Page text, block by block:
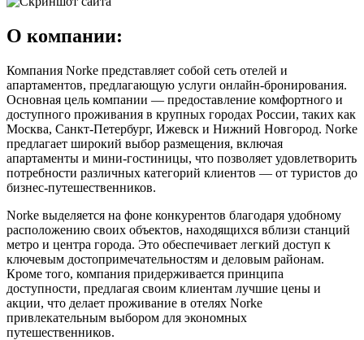
О компании:
Компания Norke представляет собой сеть отелей и
апартаментов, предлагающую услуги онлайн-бронирования.
Основная цель компании — предоставление комфортного и
доступного проживания в крупных городах России, таких как
Москва, Санкт-Петербург, Ижевск и Нижний Новгород. Norke
предлагает широкий выбор размещения, включая
апартаменты и мини-гостиницы, что позволяет удовлетворить
потребности различных категорий клиентов — от туристов до
бизнес-путешественников.
Norke выделяется на фоне конкурентов благодаря удобному
расположению своих объектов, находящихся вблизи станций
метро и центра города. Это обеспечивает легкий доступ к
ключевым достопримечательностям и деловым районам.
Кроме того, компания придерживается принципа
доступности, предлагая своим клиентам лучшие цены и
акции, что делает проживание в отелях Norke
привлекательным выбором для экономных
путешественников.